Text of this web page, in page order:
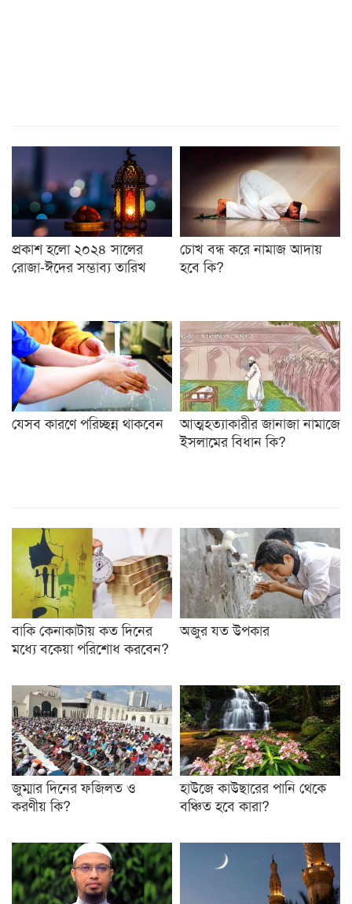
প্রকাশ হলো ২০২৪ সালের
রোজা-ঈদের সম্ভাব্য তারিখ
চোখ বন্ধ করে নামাজ আদায়
হবে কি?
যেসব কারণে পরিচ্ছন্ন থাকবেন
আত্মহত্যাকারীর জানাজা নামাজে
ইসলামের বিধান কি?
বাকি কেনাকাটায় কত দিনের
মধ্যে বকেয়া পরিশোধ করবেন?
অজুর যত উপকার
জুম্মার দিনের ফজিলত ও
করণীয় কি?
হাউজে কাউছারের পানি থেকে
বঞ্চিত হবে কারা?